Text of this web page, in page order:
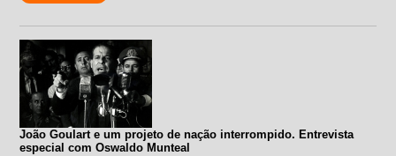
João Goulart e um projeto de nação interrompido. Entrevista
especial com Oswaldo Munteal